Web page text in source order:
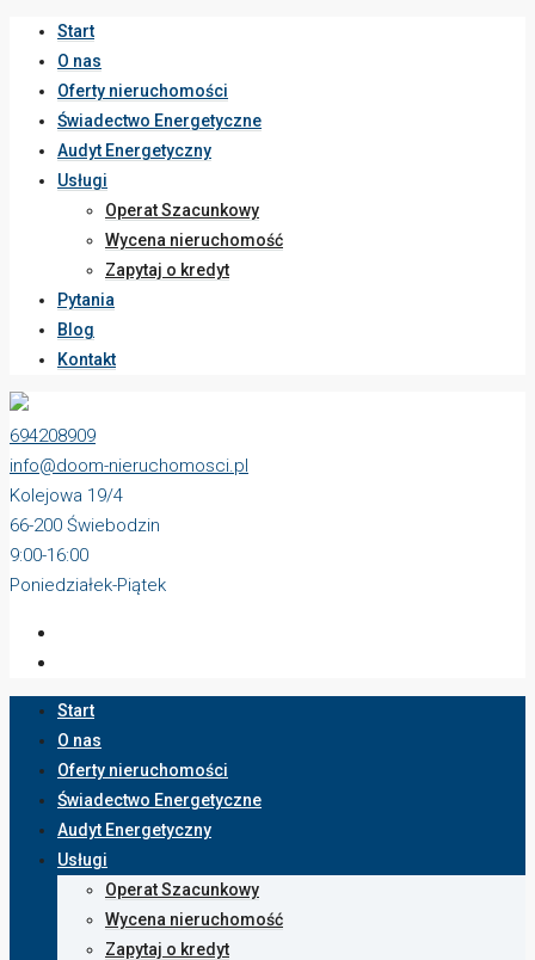
Start
O nas
Oferty nieruchomości
Świadectwo Energetyczne
Audyt Energetyczny
Usługi
Operat Szacunkowy
Wycena nieruchomość
Zapytaj o kredyt
Pytania
Blog
Kontakt
694208909
info@doom-nieruchomosci.pl
Kolejowa 19/4
66-200 Świebodzin
9:00-16:00
Poniedziałek-Piątek
Start
O nas
Oferty nieruchomości
Świadectwo Energetyczne
Audyt Energetyczny
Usługi
Operat Szacunkowy
Wycena nieruchomość
Zapytaj o kredyt